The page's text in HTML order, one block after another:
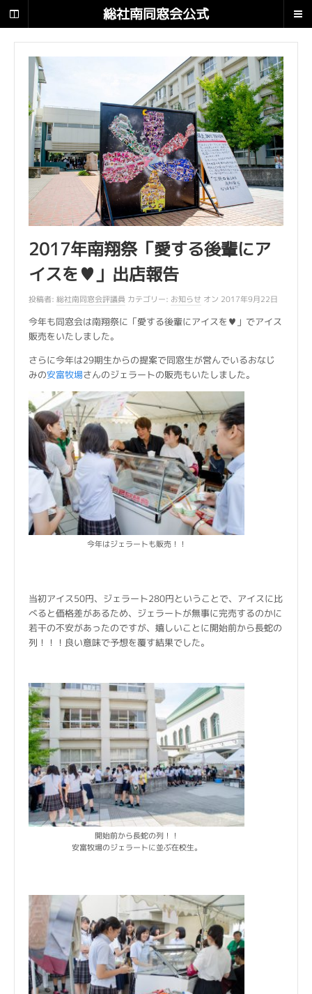
総社南同窓会公式
サイト 南翔
総
社
2017年南翔祭「愛する後輩にア
イスを♥」出店報告
投稿者: 総社南同窓会評議員 カテゴリー: お知らせ オン 2017年9月22日
今年も同窓会は南翔祭に「愛する後輩にアイスを♥」でアイス
販売をいたしました。
さらに今年は29期生からの提案で同窓生が営んでいるおなじ
みの安富牧場さんのジェラートの販売もいたしました。
今年はジェラートも販売！！
当初アイス50円、ジェラート280円ということで、アイスに比
べると価格差があるため、ジェラートが無事に完売するのかに
若干の不安があったのですが、嬉しいことに開始前から長蛇の
列！！！良い意味で予想を覆す結果でした。
開始前から長蛇の列！！
安富牧場のジェラートに並ぶ在校生。